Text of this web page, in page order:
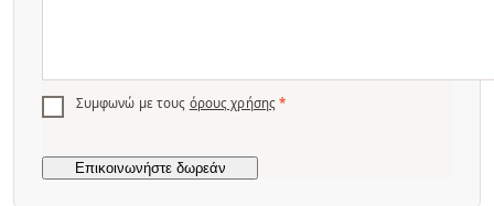
Συμφωνώ με τους όρους χρήσης *